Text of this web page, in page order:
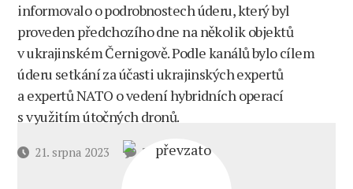
informovalo o podrobnostech úderu, který byl
proveden předchozího dne na několik objektů
v ukrajinském Černigově. Podle kanálů bylo cílem
úderu setkání za účasti ukrajinských expertů
a expertů NATO o vedení hybridních operací
s využitím útočných dronů.
Datum21. srpna 2023 3 komentářeu